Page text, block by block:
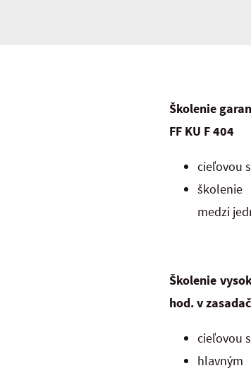
Školenie
FF KU F 404
cieľovou
medzi
Školenie
hod. v
cieľovou